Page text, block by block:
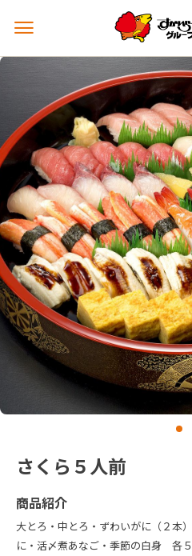
メ
ュ
開
く
さくら５人前
商品紹介
大とろ・中とろ・ずわいがに（２本
に・活〆煮あなご・季節の白身 各